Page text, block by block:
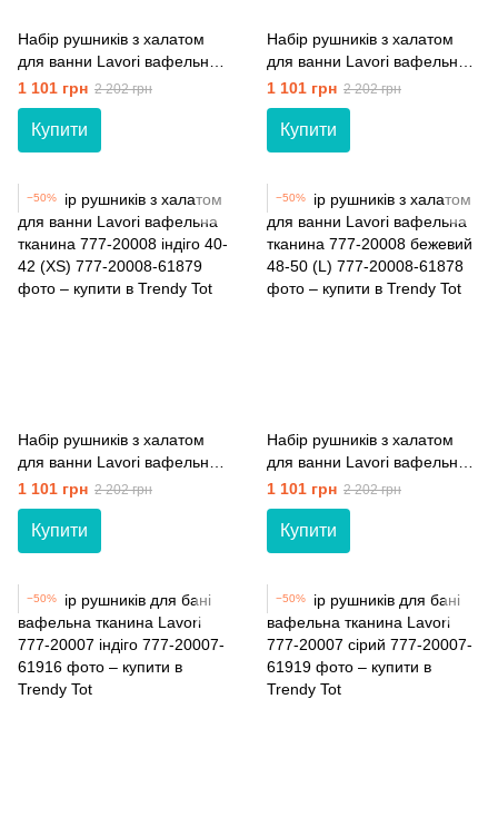
Набір рушників з халатом
для ванни Lavori вафельна
тканина 777-20008 білий 46-
48 (M)
1 101 грн 2 202 грн
Купити
Набір рушників з халатом
для ванни Lavori вафельна
тканина 777-20008 сірий 44-
46 (S)
1 101 грн 2 202 грн
Купити
−50%
Набір рушників з халатом
для ванни Lavori вафельна
тканина 777-20008 індіго 40-
42 (XS)
1 101 грн 2 202 грн
Купити
−50%
Набір рушників з халатом
для ванни Lavori вафельна
тканина 777-20008 бежевий
48-50 (L)
1 101 грн 2 202 грн
Купити
−50% −50%